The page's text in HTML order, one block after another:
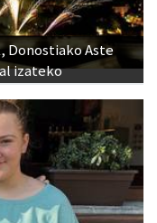
Donostiako Aste
izateko